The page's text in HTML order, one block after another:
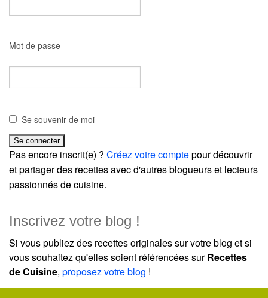
Mot de passe
Se souvenir de moi
Pas encore inscrit(e) ? Créez votre comptepour découvrir
et partager des recettes avec d'autres blogueurs et lecteurs
passionnés de cuisine.
Inscrivez votre blog !
Si vous publiez des recettes originales sur votre blog et si
vous souhaitez qu'elles soient référencées surRecettes
de Cuisine, proposez votre blog !